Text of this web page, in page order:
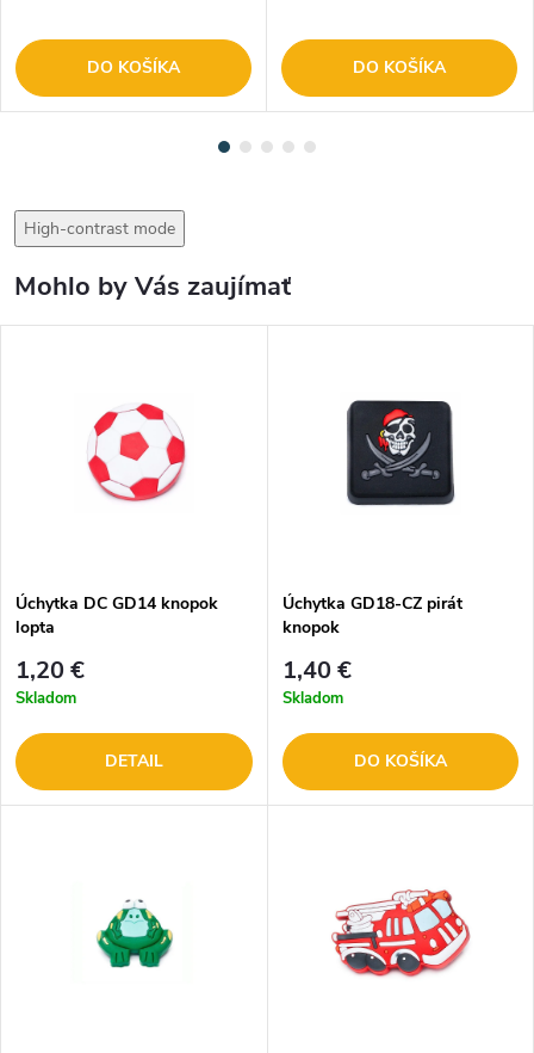
DO KOŠÍKA DO KOŠÍKA
High-contrast mode
Mohlo by Vás zaujímať
Úchytka DC GD14 knopok
lopta
1,20 €
Skladom
DETAIL
Úchytka GD18-CZ pirát
knopok
1,40 €
Skladom
DO KOŠÍKA